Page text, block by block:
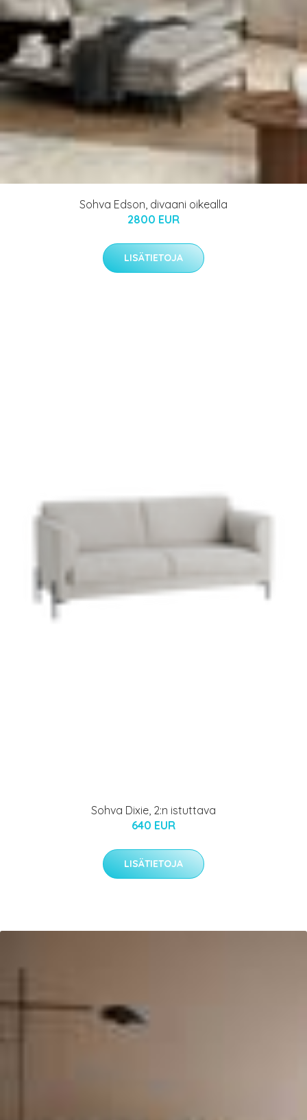
Sohva Edson, divaani oikealla
2800 EUR
LISÄTIETOJA
Sohva Dixie, 2:n istuttava
640 EUR
LISÄTIETOJA